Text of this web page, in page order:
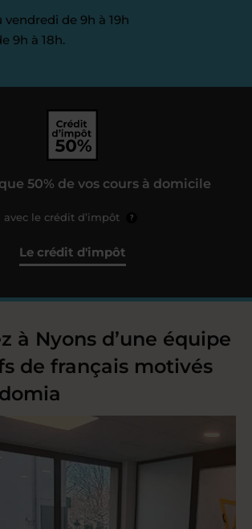
vendredi de 9h à 19h
9h à 18h.
50% de vos cours à domicile
avec le crédit d’impôt ?
Le crédit d'impôt
à Nyons d’une équipe
de français motivés